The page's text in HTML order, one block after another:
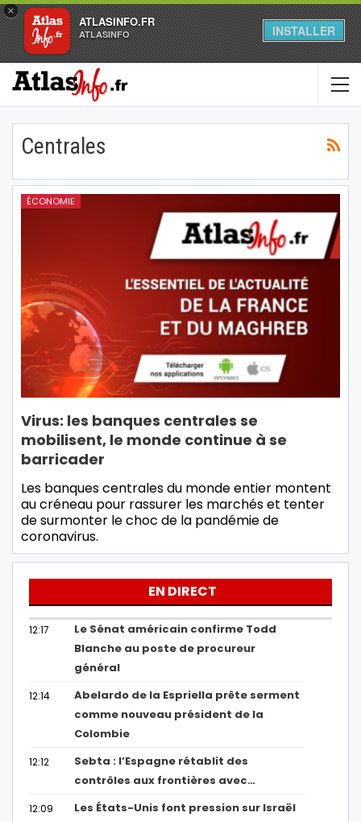
×
ATLASINFO.FR
ATLASINFO INSTALLER
Centrales
ÉCONOMIE
Virus: les banques centrales se
mobilisent, le monde continue à se
barricader
Les banques centrales du monde entier montent
au créneau pour rassurer les marchés et tenter
de surmonter le choc de la pandémie de
coronavirus.
EN DIRECT
12:17
Le Sénat américain confirme Todd
Blanche au poste de procureur
général
12:14
Abelardo de la Espriella prête serment
comme nouveau président de la
Colombie
12:12
Sebta : l’Espagne rétablit des
contrôles aux frontières avec…
12:09
Les États-Unis font pression sur Israël